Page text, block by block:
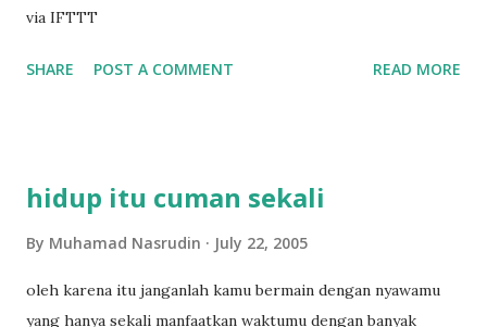
via IFTTT
SHARE POST A COMMENT READ MORE
hidup itu cuman sekali
By Muhamad Nasrudin July 22, 2005
oleh karena itu janganlah kamu bermain dengan nyawamu
yang hanya sekali manfaatkan waktumu dengan banyak